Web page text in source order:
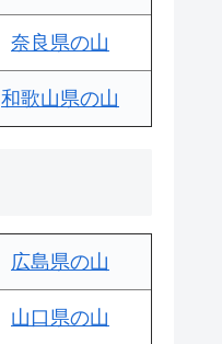
奈良県の山
和歌山県の山
広島県の山
山口県の山